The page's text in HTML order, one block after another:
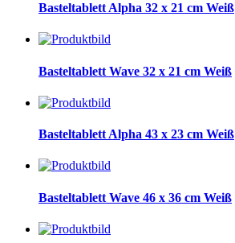
Basteltablett Alpha 32 x 21 cm Weiß
Basteltablett Wave 32 x 21 cm Weiß
Basteltablett Alpha 43 x 23 cm Weiß
Basteltablett Wave 46 x 36 cm Weiß